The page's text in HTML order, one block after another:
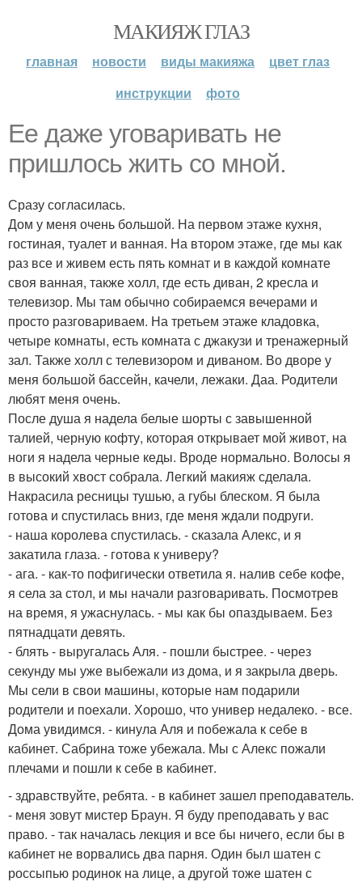
МАКИЯЖ ГЛАЗ
главная новости виды макияжа
цвет глаз
инструкции
фото
Ее даже уговаривать не
пришлось жить со мной.
Сразу согласилась.
Дом у меня очень большой. На первом этаже кухня,
гостиная, туалет и ванная. На втором этаже, где мы как
раз все и живем есть пять комнат и в каждой комнате
своя ванная, также холл, где есть диван, 2 кресла и
телевизор. Мы там обычно собираемся вечерами и
просто разговариваем. На третьем этаже кладовка,
четыре комнаты, есть комната с джакузи и тренажерный
зал. Также холл с телевизором и диваном. Во дворе у
меня большой бассейн, качели, лежаки. Даа. Родители
любят меня очень.
После душа я надела белые шорты с завышенной
талией, черную кофту, которая открывает мой живот, на
ноги я надела черные кеды. Вроде нормально. Волосы я
в высокий хвост собрала. Легкий макияж сделала.
Накрасила ресницы тушью, а губы блеском. Я была
готова и спустилась вниз, где меня ждали подруги.
- наша королева спустилась. - сказала Алекс, и я
закатила глаза. - готова к универу?
- ага. - как-то пофигически ответила я. налив себе кофе,
я села за стол, и мы начали разговаривать. Посмотрев
на время, я ужаснулась. - мы как бы опаздываем. Без
пятнадцати девять.
- блять - выругалась Аля. - пошли быстрее. - через
секунду мы уже выбежали из дома, и я закрыла дверь.
Мы сели в свои машины, которые нам подарили
родители и поехали. Хорошо, что универ недалеко. - все.
Дома увидимся. - кинула Аля и побежала к себе в
кабинет. Сабрина тоже убежала. Мы с Алекс пожали
плечами и пошли к себе в кабинет.
- здравствуйте, ребята. - в кабинет зашел преподаватель.
- меня зовут мистер Браун. Я буду преподавать у вас
право. - так началась лекция и все бы ничего, если бы в
кабинет не ворвались два парня. Один был шатен с
россыпью родинок на лице, а другой тоже шатен с